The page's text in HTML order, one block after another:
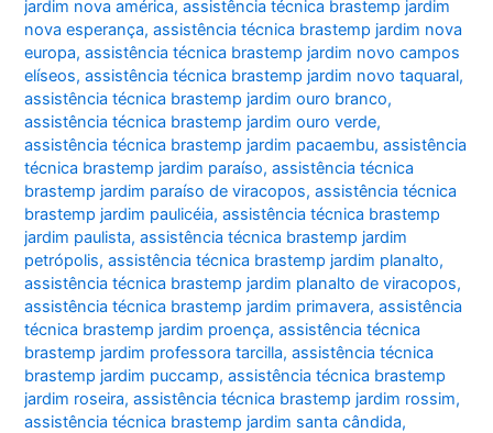
jardim nova américa,assistência técnica brastemp jardim
nova esperança,assistência técnica brastemp jardim nova
europa,assistência técnica brastemp jardim novo campos
elíseos,assistência técnica brastemp jardim novo taquaral,
assistência técnica brastemp jardim ouro branco,
assistência técnica brastemp jardim ouro verde,
assistência técnica brastemp jardim pacaembu,assistência
técnica brastemp jardim paraíso,assistência técnica
brastemp jardim paraíso de viracopos,assistência técnica
brastemp jardim paulicéia,assistência técnica brastemp
jardim paulista,assistência técnica brastemp jardim
petrópolis,assistência técnica brastemp jardim planalto,
assistência técnica brastemp jardim planalto de viracopos,
assistência técnica brastemp jardim primavera,assistência
técnica brastemp jardim proença,assistência técnica
brastemp jardim professora tarcilla,assistência técnica
brastemp jardim puccamp,assistência técnica brastemp
jardim roseira,assistência técnica brastemp jardim rossim,
assistência técnica brastemp jardim santa cândida,